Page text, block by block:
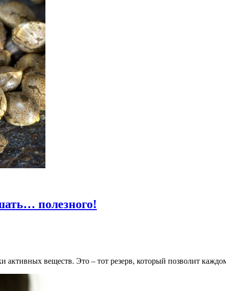
полезного!
активных веществ. Это – тот резерв, который позволит